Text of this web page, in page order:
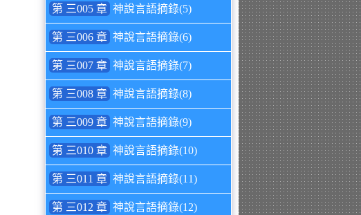
第 三005 章 神說言語摘錄(5)
第 三006 章 神說言語摘錄(6)
第 三007 章 神說言語摘錄(7)
第 三008 章 神說言語摘錄(8)
第 三009 章 神說言語摘錄(9)
第 三010 章 神說言語摘錄(10)
第 三011 章 神說言語摘錄(11)
第 三012 章 神說言語摘錄(12)